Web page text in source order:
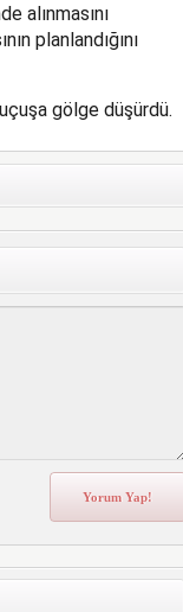
alınmasını
planlandığını
gölge düşürdü.